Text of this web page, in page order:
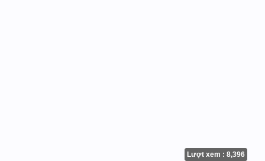
Lượt xem : 8,396